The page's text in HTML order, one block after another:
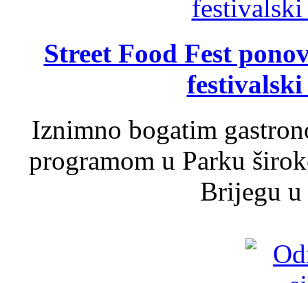
Street Food Fest
Iznimno bogatim
programom u Parku
Brijegu u